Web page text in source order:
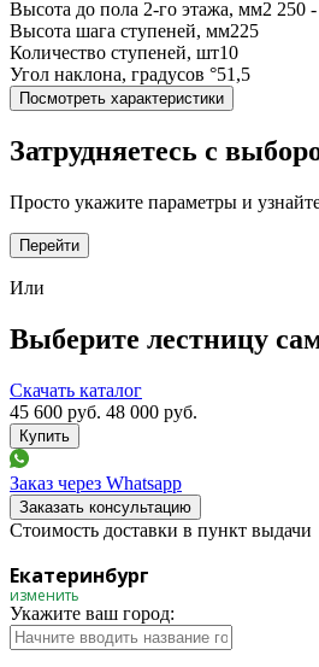
Высота до пола 2-го этажа, мм2 250
Высота шага ступеней, мм225
Количество ступеней, шт10
Угол наклона, градусов °51,5
Посмотреть характеристики
Затрудняетесь с
Просто укажите параметры и
Перейти
Или
Выберите лестницу
Скачать каталог
45 600 руб. 48 000 руб.
Заказ через Whatsapp
Заказать консультацию
Стоимость доставки в пункт выдачи
Екатеринбург
изменить
Укажите ваш город: